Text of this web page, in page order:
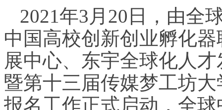
2021年3月20日，由全
中国高校创新创业孵化
展中心、东宇全球化人
暨第十三届传媒梦工坊
报名工作正式启动，全